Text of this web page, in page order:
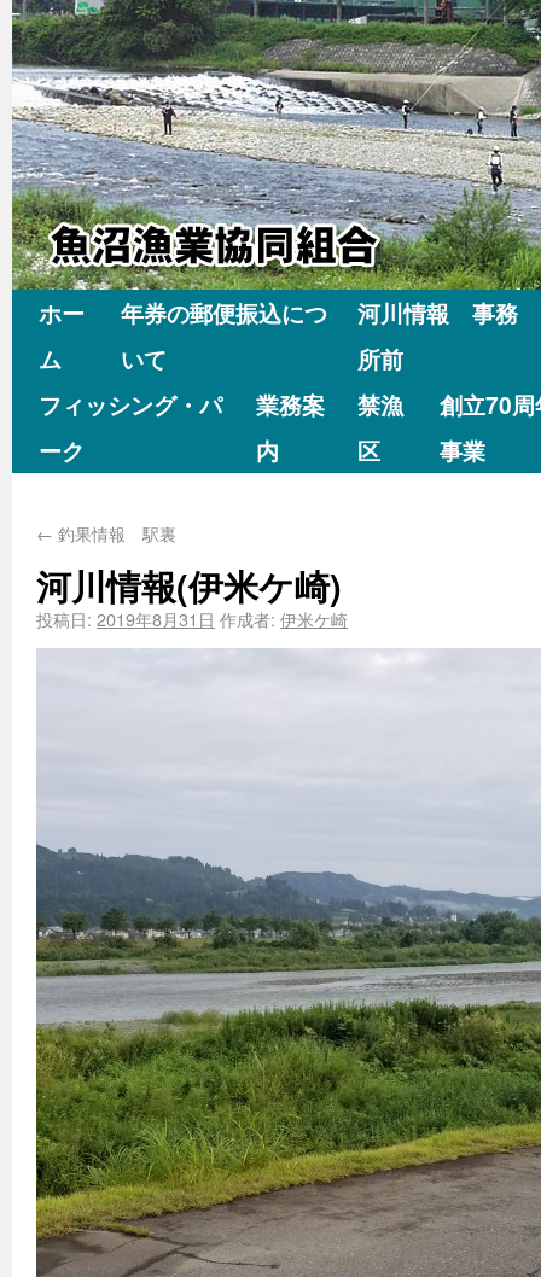
ホー
ム
年券の郵便振込につ
いて
河川情報 事務
所前
フィッシング・パ
ーク
業務案
内
禁漁
区
創立70
事業
← 釣果情報 駅裏
河川情報(伊米ケ崎)
投稿日: 2019年8月31日 作成者: 伊米ケ崎